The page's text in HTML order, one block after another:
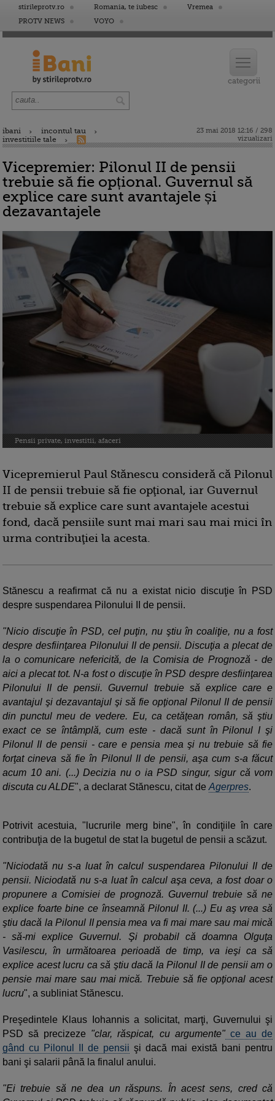
stirileprotv.ro Romania, te iubesc
Vremea
PROTV NEWS
VOYO
ibani
incontul tau
investitiile tale
23 mai 2018 12:16 / 298
vizualizari
Vicepremier: Pilonul II de pensii
trebuie să fie opțional. Guvernul să
explice care sunt avantajele și
dezavantajele
Pensii private, investitii, afaceri
Vicepremierul Paul Stănescu consideră că Pilonul
II de pensii trebuie să fie opţional, iar Guvernul
trebuie să explice care sunt avantajele acestui
fond, dacă pensiile sunt mai mari sau mai mici în
urma contribuţiei la acesta.
Stănescu a reafirmat că nu a existat nicio discuţie în PSD
despre suspendarea Pilonului II de pensii.
"Nicio discuţie în PSD, cel puţin, nu ştiu în coaliţie, nu a fost
despre desfiinţarea Pilonului II de pensii. Discuţia a plecat de
la o comunicare nefericită, de la Comisia de Prognoză - de
aici a plecat tot. N-a fost o discuţie în PSD despre desfiinţarea
Pilonului II de pensii. Guvernul trebuie să explice care e
avantajul şi dezavantajul şi să fie opţional Pilonul II de pensii
din punctul meu de vedere. Eu, ca cetăţean român, să ştiu
exact ce se întâmplă, cum este - dacă sunt în Pilonul I şi
Pilonul II de pensii - care e pensia mea şi nu trebuie să fie
forţat cineva să fie în Pilonul II de pensii, aşa cum s-a făcut
acum 10 ani. (...) Decizia nu o ia PSD singur, sigur că vom
discuta cu ALDE", a declarat Stănescu, citat de Agerpres.
Potrivit acestuia, "lucrurile merg bine", în condiţiile în care
contribuţia de la bugetul de stat la bugetul de pensii a scăzut.
"Niciodată nu s-a luat în calcul suspendarea Pilonului II de
pensii. Niciodată nu s-a luat în calcul aşa ceva, a fost doar o
propunere a Comisiei de prognoză. Guvernul trebuie să ne
explice foarte bine ce înseamnă Pilonul II. (...) Eu aş vrea să
ştiu dacă la Pilonul II pensia mea va fi mai mare sau mai mică
- să-mi explice Guvernul. Şi probabil că doamna Olguţa
Vasilescu, în următoarea perioadă de timp, va ieşi ca să
explice acest lucru ca să ştiu dacă la Pilonul II de pensii am o
pensie mai mare sau mai mică. Trebuie să fie opţional acest
lucru", a subliniat Stănescu.
Preşedintele Klaus Iohannis a solicitat, marţi, Guvernului şi
PSD să precizeze "clar, răspicat, cu argumente"ce au de
gând cu Pilonul II de pensii şi dacă mai există bani pentru
bani şi salarii până la finalul anului.
"Ei trebuie să ne dea un răspuns. În acest sens, cred că